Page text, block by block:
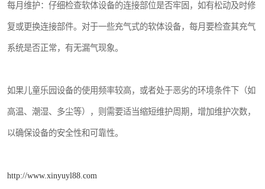
每月维护：仔细检查软体设备的连接部位是否牢固，如有松动及时修
复或更换连接部件。对于一些充气式的软体设备，每月要检查其充气
系统是否正常，有无漏气现象。
如果儿童乐园设备的使用频率较高，或者处于恶劣的环境条件下（如
高温、潮湿、多尘等），则需要适当缩短维护周期，增加维护次数，
以确保设备的安全性和可靠性。
http://www.xinyuyl88.com